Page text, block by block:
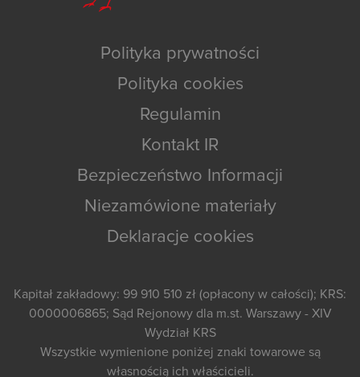
Polityka prywatności
Polityka cookies
Regulamin
Kontakt IR
Bezpieczeństwo Informacji
Niezamówione materiały
Deklaracje cookies
Kapitał zakładowy: 99 910 510 zł (opłacony w całości); KRS:
0000006865; Sąd Rejonowy dla m.st. Warszawy - XIV
Wydział KRS
Wszystkie wymienione poniżej znaki towarowe są
własnością ich właścicieli.